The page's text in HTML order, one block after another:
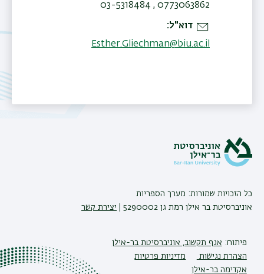
0773063862 , 03-5318484
דוא"ל
Esther.Gliechman@biu.ac.il
כל הזכויות שמורות: מערך הספריות
אוניברסיטת בר אילן רמת גן 5290002 |
יצירת קשר
פיתוח: אגף תקשוב, אוניברסיטת בר-אילן
הצהרת נגישות
מדיניות פרטיות
אקדימה בר-אילן